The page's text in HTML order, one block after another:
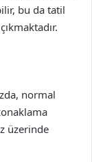
bu da tatil
normal
üzerinde